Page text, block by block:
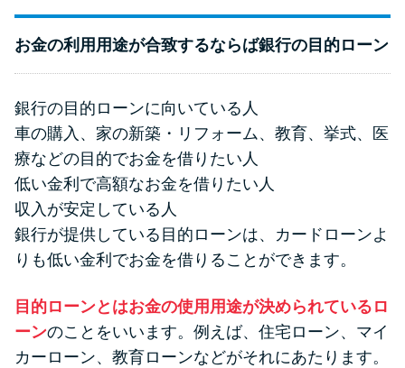
お金の利用用途が合致するならば銀行の目的ローン
銀行の目的ローンに向いている人
車の購入、家の新築・リフォーム、教育、挙式、医
療などの目的でお金を借りたい人
低い金利で高額なお金を借りたい人
収入が安定している人
銀行が提供している目的ローンは、カードローンよ
りも低い金利でお金を借りることができます。
目的ローンとはお金の使用用途が決められているロ
ーンのことをいいます。例えば、住宅ローン、マイ
カーローン、教育ローンなどがそれにあたります。